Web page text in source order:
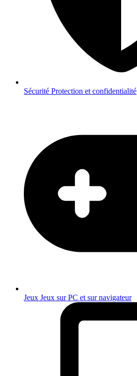
Sécurité Protection et confidentialité
Jeux Jeux sur PC et sur navigateur